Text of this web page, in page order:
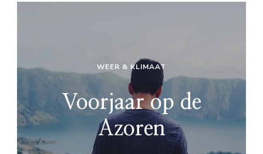
WEER & KLIMAAT
Voorjaar op de
Azoren